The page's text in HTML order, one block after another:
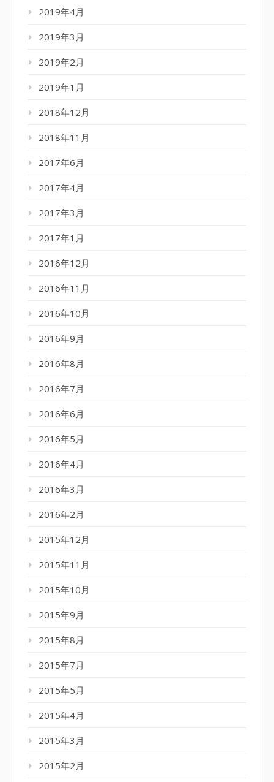
2019年4月
2019年3月
2019年2月
2019年1月
2018年12月
2018年11月
2017年6月
2017年4月
2017年3月
2017年1月
2016年12月
2016年11月
2016年10月
2016年9月
2016年8月
2016年7月
2016年6月
2016年5月
2016年4月
2016年3月
2016年2月
2015年12月
2015年11月
2015年10月
2015年9月
2015年8月
2015年7月
2015年5月
2015年4月
2015年3月
2015年2月